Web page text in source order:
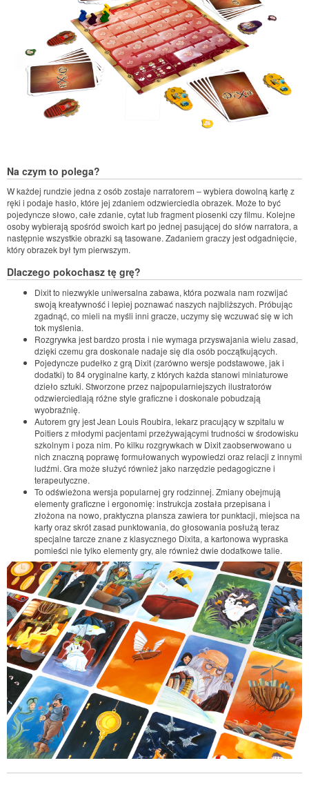
Na czym to polega?
W każdej rundzie jedna z osób zostaje narratorem – wybiera dowolną kartę z
ręki i podaje hasło, które jej zdaniem odzwierciedla obrazek. Może to być
pojedyncze słowo, całe zdanie, cytat lub fragment piosenki czy filmu. Kolejne
osoby wybierają spośród swoich kart po jednej pasującej do słów narratora, a
następnie wszystkie obrazki są tasowane. Zadaniem graczy jest odgadnięcie,
który obrazek był tym pierwszym.
Dlaczego pokochasz tę grę?
Dixit to niezwykle uniwersalna zabawa, która pozwala nam rozwijać
swoją kreatywność i lepiej poznawać naszych najbliższych. Próbując
zgadnąć, co mieli na myśli inni gracze, uczymy się wczuwać się w ich
tok myślenia.
Rozgrywka jest bardzo prosta i nie wymaga przyswajania wielu zasad,
dzięki czemu gra doskonale nadaje się dla osób początkujących.
Pojedyncze pudełko z grą Dixit (zarówno wersje podstawowe, jak i
dodatki) to 84 oryginalne karty, z których każda stanowi miniaturowe
dzieło sztuki. Stworzone przez najpopularniejszych ilustratorów
odzwierciedlają różne style graficzne i doskonale pobudzają
wyobraźnię.
Autorem gry jest Jean Louis Roubira, lekarz pracujący w szpitalu w
Poitiers z młodymi pacjentami przeżywającymi trudności w środowisku
szkolnym i poza nim. Po kilku rozgrywkach w Dixit zaobserwowano u
nich znaczną poprawę formułowanych wypowiedzi oraz relacji z innymi
ludźmi. Gra może służyć również jako narzędzie pedagogiczne i
terapeutyczne.
To odświeżona wersja popularnej gry rodzinnej. Zmiany obejmują
elementy graficzne i ergonomię: instrukcja została przepisana i
złożona na nowo, praktyczna plansza zawiera tor punktacji, miejsca na
karty oraz skrót zasad punktowania, do głosowania posłużą teraz
specjalne tarcze znane z klasycznego Dixita, a kartonowa wypraska
pomieści nie tylko elementy gry, ale również dwie dodatkowe talie.